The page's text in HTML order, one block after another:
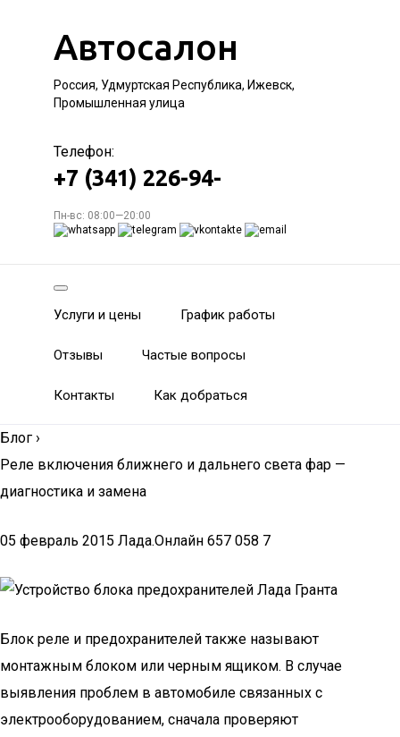
Автосалон
Россия, Удмуртская Республика, Ижевск,
Промышленная улица
Телефон:
+7 (341) 226-94-
Пн-вс: 08:00—20:00
Услуги и цены График работы
Отзывы Частые вопросы
Контакты Как добраться
Блог ›
Реле включения ближнего и дальнего света фар —
диагностика и замена
05 февраль 2015 Лада.Онлайн 657 058 7
Блок реле и предохранителей также называют
монтажным блоком или черным ящиком. В случае
выявления проблем в автомобиле связанных с
электрооборудованием, сначала проверяют